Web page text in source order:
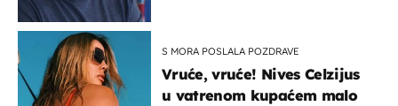
S MORA POSLALA POZDRAVE
Vruće, vruće! Nives Celzijus
u vatrenom kupaćem malo